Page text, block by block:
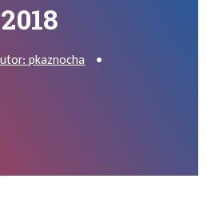
pkaznocha •
na FB